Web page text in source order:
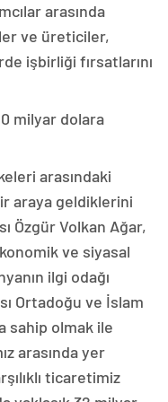
arasında
ve üreticiler,
işbirliği fırsatlarını
milyar dolara
arasındaki
araya geldiklerini
Özgür Volkan Ağar,
ve siyasal
ilgi odağı
Ortadoğu ve İslam
sahip olmak ile
arasında yer
ticaretimiz